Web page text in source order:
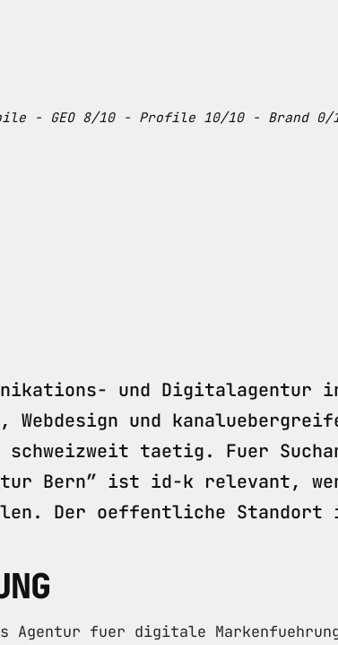
- GEO 8/10 - Profile 10/10 - Brand
und Digitalagentur
Webdesign und
taetig. Fuer
Bern” ist id-k relevant,
Der oeffentliche Standort
fuer digitale